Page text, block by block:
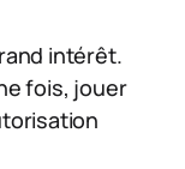
intérêt.
fois, jouer